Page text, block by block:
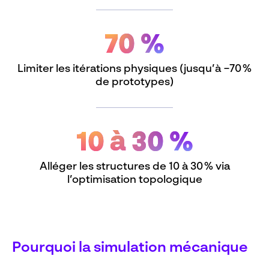
70 %
Limiter les itérations physiques (jusqu’à −70 %
de prototypes)
10 à 30 %
Alléger les structures de 10 à 30 % via
l’optimisation topologique
Pourquoi la simulation mécanique